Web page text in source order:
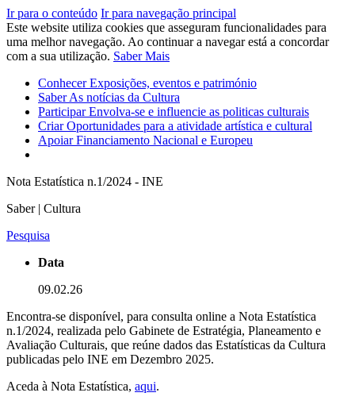
Ir para o conteúdo Ir para navegação principal
Este website utiliza cookies que asseguram funcionalidades para
uma melhor navegação. Ao continuar a navegar está a concordar
com a sua utilização. Saber Mais
ConhecerExposições, eventos e património
SaberAs notícias da Cultura
ParticiparEnvolva-se e influencie as politicas culturais
CriarOportunidades para a atividade artística e cultural
ApoiarFinanciamento Nacional e Europeu
Nota Estatística n.1/2024 - INE
Saber | Cultura
Pesquisa
Data
09.02.26
Encontra-se disponível, para consulta online a Nota Estatística
n.1/2024, realizada pelo Gabinete de Estratégia, Planeamento e
Avaliação Culturais, que reúne dados das Estatísticas da Cultura
publicadas pelo INE em Dezembro 2025.
Aceda à Nota Estatística, aqui.